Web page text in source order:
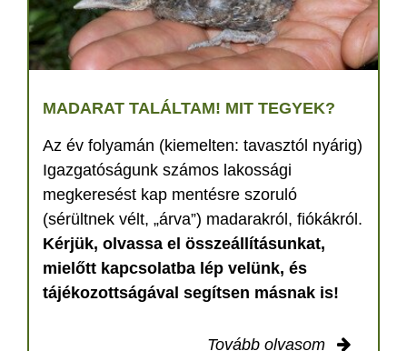
MADARAT TALÁLTAM! MIT TEGYEK?
Az év folyamán (kiemelten: tavasztól nyárig)
Igazgatóságunk számos lakossági
megkeresést kap mentésre szoruló
(sérültnek vélt, „árva”) madarakról, fiókákról.
Kérjük, olvassa el összeállításunkat,
mielőtt kapcsolatba lép velünk, és
tájékozottságával segítsen másnak is!
Tovább olvasom